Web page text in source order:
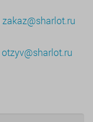
zakaz@sharlot.ru
otzyv@sharlot.ru